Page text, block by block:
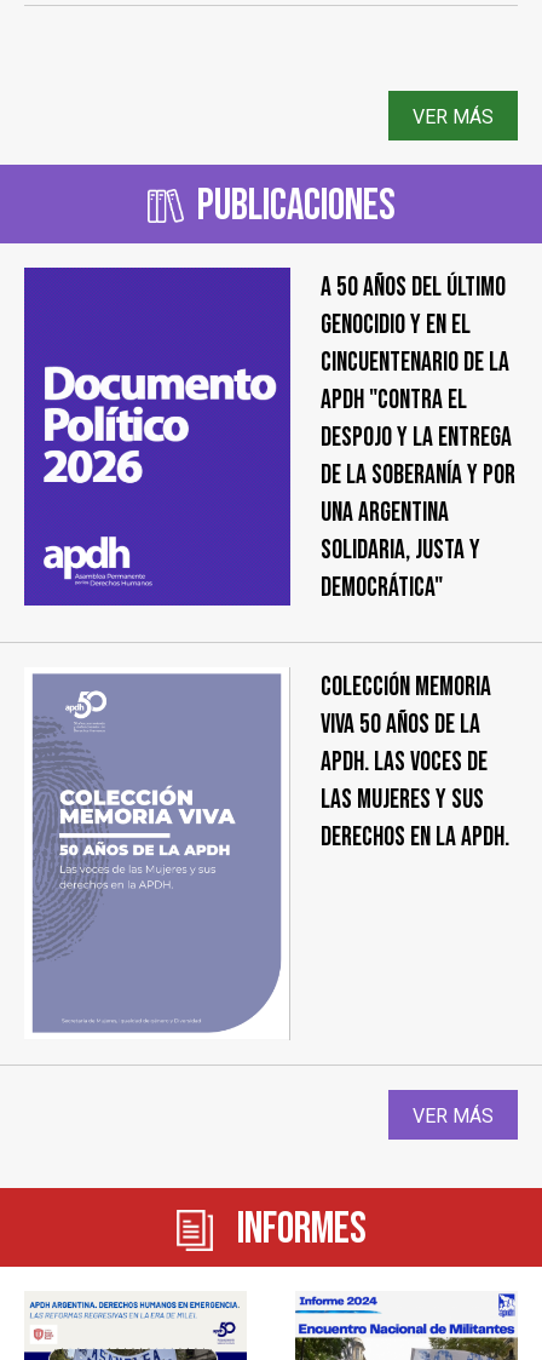
VER MÁS
Publicaciones
A 50 años del último
genocidio y en el
cincuentenario de la
APDH "Contra el
despojo y la entrega
de la soberanía y por
una Argentina
solidaria, justa y
democrática"
COLECCIÓN MEMORIA
VIVA 50 AÑOS DE LA
APDH. Las voces de
las Mujeres y sus
derechos en la APDH.
VER MÁS
Informes